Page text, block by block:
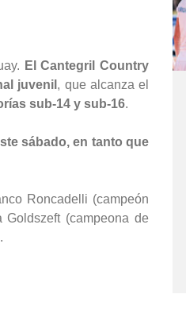
El Cantegril Country
juvenil , que alcanza el
sub-14 y sub-16.
sábado, en tanto que
Roncadelli (campeón
(campeona de